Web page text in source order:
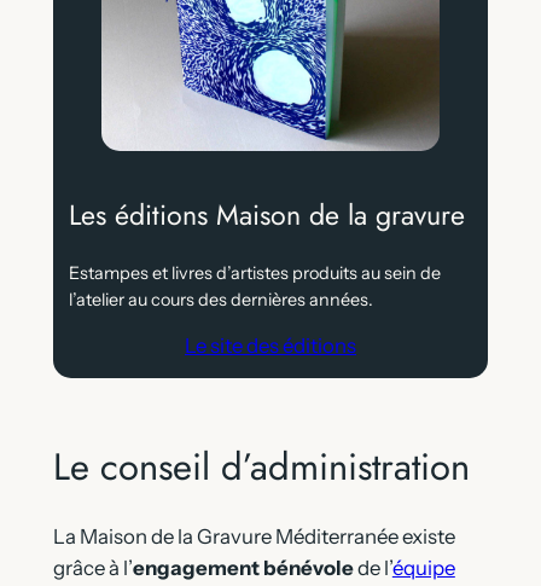
Les éditions Maison de la gravure
Estampes et livres d’artistes produits au sein de
l’atelier au cours des dernières années.
Le site des éditions
Le conseil d’administration
La Maison de la Gravure Méditerranée existe
grâce à l’engagement bénévolede l’équipe